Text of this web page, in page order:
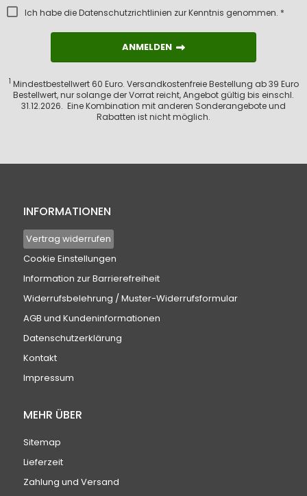
Ich habe dieDatenschutzrichtlinien zur Kenntnis genommen. *
ANMELDEN
ANMELDEN
1 Mindestbestellwert 60 Euro. Versandkostenfreie Bestellung ab 39 Euro
Bestellwert, nur solange der Vorrat reicht, Angebot gültig bis einschl.
31.12.2026. Eine Kombination mit anderen Sonderangebote und
Rabatten ist nicht möglich.
INFORMATIONEN
Vertrag widerrufen
Cookie Einstellungen
Information zur Barrierefreiheit
Widerrufsbelehrung / Muster-Widerrufsformular
AGB und Kundeninformationen
Datenschutzerklärung
Kontakt
Impressum
MEHR ÜBER
Sitemap
Lieferzeit
Zahlung und Versand